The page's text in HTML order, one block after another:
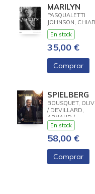
MARILYN
PASQUALETTI
JOHNSON,
En stock
35,00 €
Comprar
SPIELBERG
BOUSQUET,
/ DEVILLARD,
ARNAUD /
SCHALLER,
En stock
58,00 €
Comprar